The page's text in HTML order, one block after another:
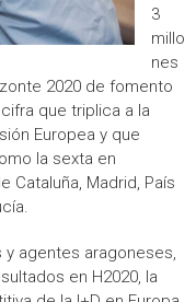
3
millo
nes
2020 de fomento
que triplica a la
Europea y que
la sexta en
Madrid, País
agentes aragoneses,
en H2020, la